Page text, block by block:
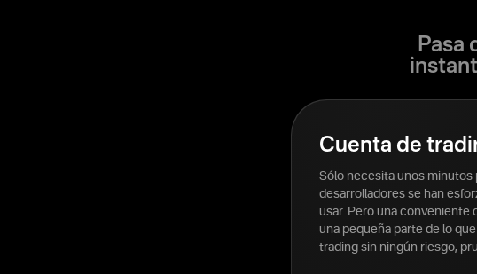
Pasa
Cuenta de
Sólo necesita unos minutos
desarrolladores se han
usar. Pero una conveniente
una pequeña parte de lo
trading sin ningún riesgo,